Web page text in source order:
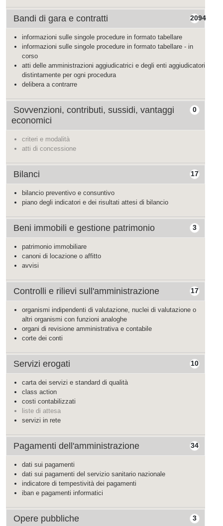
2094
Bandi di gara e contratti
informazioni sulle singole procedure in formato tabellare
informazioni sulle singole procedure in formato tabellare - in
corso
atti delle amministrazioni aggiudicatrici e degli enti aggiudicatori
distintamente per ogni procedura
delibera a contrarre
0
Sovvenzioni, contributi, sussidi, vantaggi
economici
criteri e modalità
atti di concessione
17
Bilanci
bilancio preventivo e consuntivo
piano degli indicatori e dei risultati attesi di bilancio
3
Beni immobili e gestione patrimonio
patrimonio immobiliare
canoni di locazione o affitto
avvisi
17
Controlli e rilievi sull'amministrazione
organismi indipendenti di valutazione, nuclei di valutazione o
altri organismi con funzioni analoghe
organi di revisione amministrativa e contabile
corte dei conti
10
Servizi erogati
carta dei servizi e standard di qualità
class action
costi contabilizzati
liste di attesa
servizi in rete
34
Pagamenti dell'amministrazione
dati sui pagamenti
dati sui pagamenti del servizio sanitario nazionale
indicatore di tempestività dei pagamenti
iban e pagamenti informatici
3
Opere pubbliche